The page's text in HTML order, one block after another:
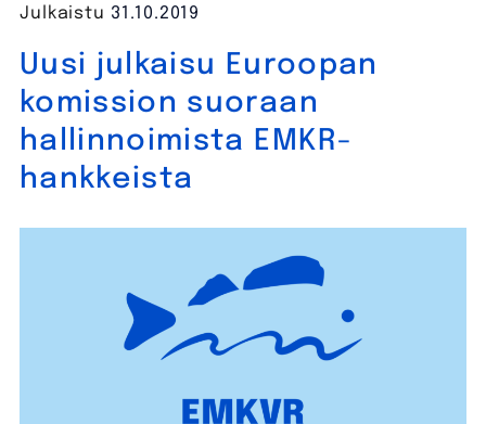
Uusi julkaisu Euroopan
komission suoraan
hallinnoimista EMKR-
hankkeista
Julkaistu 31.10.2019